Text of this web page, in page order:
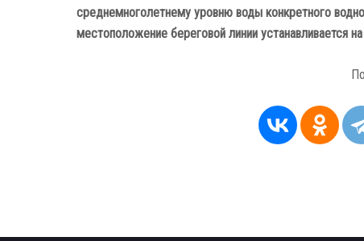
среднемноголетнему уровню воды конкретного
местоположение береговой линии устанавливается